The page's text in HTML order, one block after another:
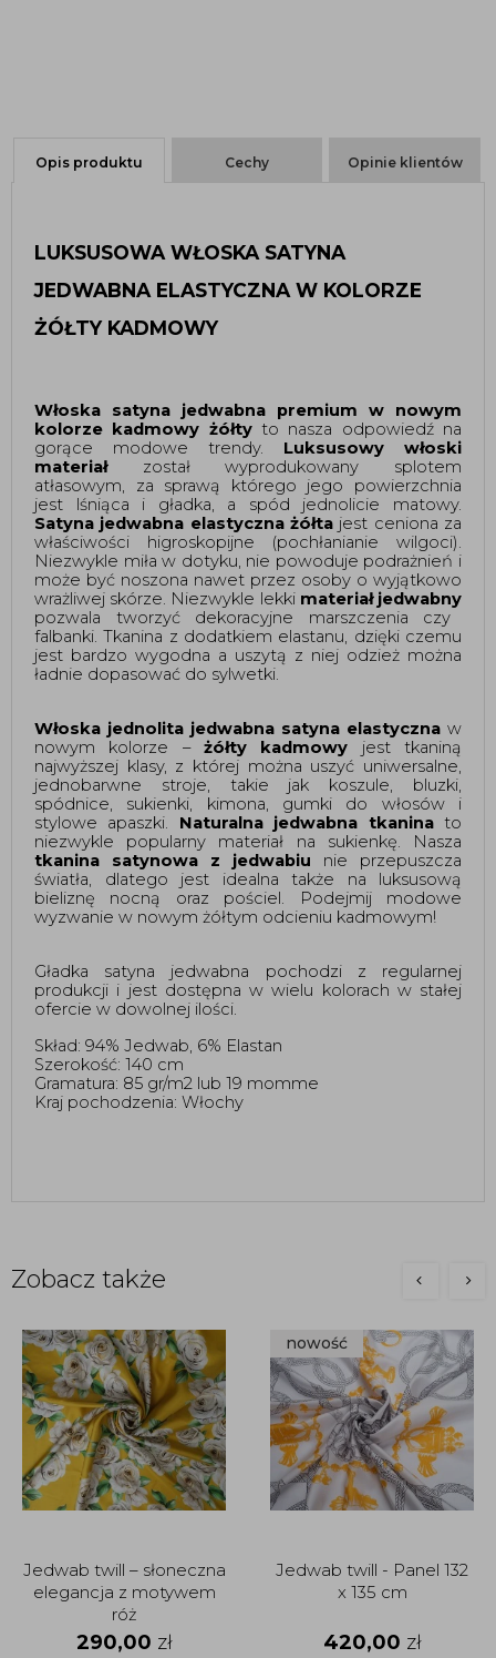
Opis produktu Cechy Opinie klientów
LUKSUSOWA WŁOSKA SATYNA
JEDWABNA ELASTYCZNA W KOLORZE
ŻÓŁTY KADMOWY
Włoska satyna jedwabna
premium w nowym
kolorze kadmowy żółtyto nasza odpowiedź na
gorące modowe trendy. Luksusowy włoski
materiałzostał wyprodukowany splotem
atłasowym, za sprawą którego jego powierzchnia
jest lśniąca i gładka, a spód jednolicie matowy.
Satyna jedwabna elastyczna żółta jest ceniona za
właściwości higroskopijne (pochłanianie wilgoci).
Niezwykle miła w dotyku, nie powoduje podrażnień i
może być noszona nawet przez osoby o wyjątkowo
wrażliwej skórze. Niezwykle lekki materiał jedwabny
pozwala tworzyć dekoracyjne marszczenia czy
falbanki. Tkanina z dodatkiem elastanu, dzięki czemu
jest bardzo wygodna a uszytą z niej odzież można
ładnie dopasować do sylwetki.
Włoska jednolita jedwabna satyna elastyczna w
nowym kolorze – żółty kadmowy jest tkaniną
najwyższej klasy, z której można uszyć uniwersalne,
jednobarwne stroje, takie jak koszule, bluzki,
spódnice, sukienki, kimona, gumki do włosów i
stylowe apaszki. Naturalna jedwabna tkaninato
niezwykle popularny materiał na sukienkę. Nasza
tkanina satynowa z jedwabiu nie przepuszcza
światła, dlatego jest idealna także na luksusową
bieliznę nocną oraz pościel. Podejmij modowe
wyzwanie w nowym żółtym odcieniu kadmowym!
Gładka satyna jedwabna pochodzi z regularnej
produkcji i jest dostępna w wielu kolorach w stałej
ofercie w dowolnej ilości.
Skład: 94% Jedwab, 6% Elastan
Szerokość: 140 cm
Gramatura: 85 gr/m2 lub 19 momme
Kraj pochodzenia: Włochy
Zobacz także
Jedwab twill – słoneczna
elegancja z motywem
róż
290,00 zł
nowość
Jedwab twill - Panel 132
x 135 cm
420,00 zł